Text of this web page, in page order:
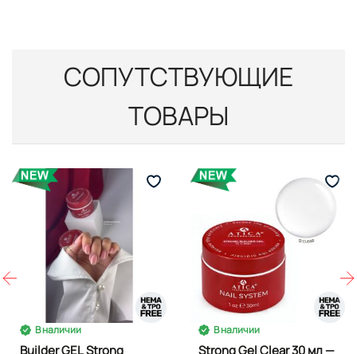
СОПУТСТВУЮЩИЕ
ТОВАРЫ
В наличии
Builder GEL Strong
В наличии
Strong Gel Clear 30 мл —